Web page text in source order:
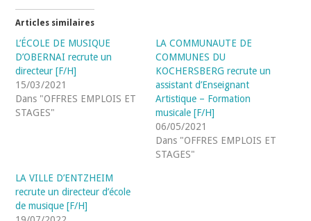
Articles similaires
L’ÉCOLE DE MUSIQUE
D’OBERNAI recrute un
directeur [F/H]
15/03/2021
Dans "OFFRES EMPLOIS ET
STAGES"
LA COMMUNAUTE DE
COMMUNES DU
KOCHERSBERG recrute un
assistant d’Enseignant
Artistique – Formation
musicale [F/H]
06/05/2021
Dans "OFFRES EMPLOIS ET
STAGES"
LA VILLE D’ENTZHEIM
recrute un directeur d’école
de musique [F/H]